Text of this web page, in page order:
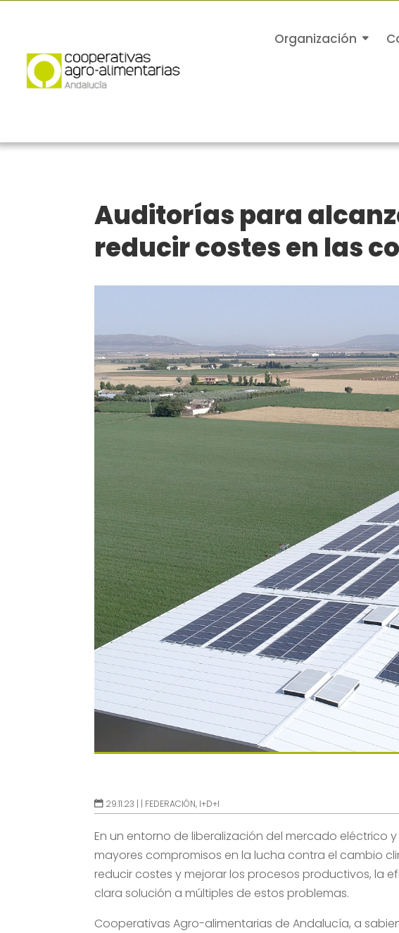
Organización
Auditorías para
reducir costes en las
29.11.23 | | FEDERACIÓN, I+D+I
En un entorno de liberalización del mercado eléctrico
mayores compromisos en la lucha contra el cambio
reducir costes y mejorar los procesos productivos, la
clara solución a múltiples de estos problemas.
Cooperativas Agro-alimentarias de Andalucía, a